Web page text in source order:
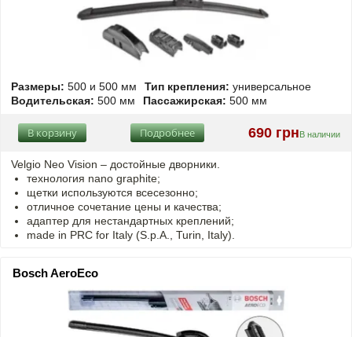
Размеры: 500 и 500 мм Тип крепления: универсальное
Водительская: 500 мм Пассажирская: 500 мм
690 грнВ наличии
Подробнее
В корзину
Velgio Neo Vision – достойные дворники.
технология nano graphite;
щетки используются всесезонно;
отличное сочетание цены и качества;
адаптер для нестандартных креплений;
made in PRC for Italy (S.p.A., Turin, Italy).
Bosch AeroEco